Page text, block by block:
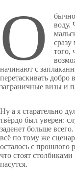
О
воду.
того,
начинают с
перетаскивать
заграничные визы и
Ну а я старательно
твёрдо был уверен:
заденет больше
всё по тому же
осталось с прошлого
что стоят
пасутся.